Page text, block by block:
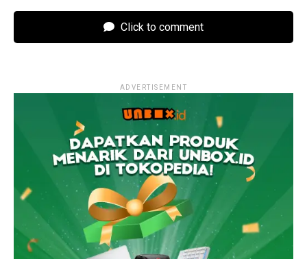
Click to comment
ADVERTISEMENT